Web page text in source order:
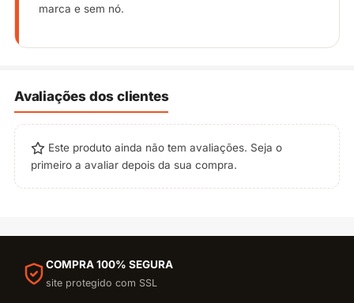
marca e sem nó.
Avaliações dos clientes
Este produto ainda não tem avaliações. Seja o
primeiro a avaliar depois da sua compra.
COMPRA 100% SEGURA
site protegido com SSL